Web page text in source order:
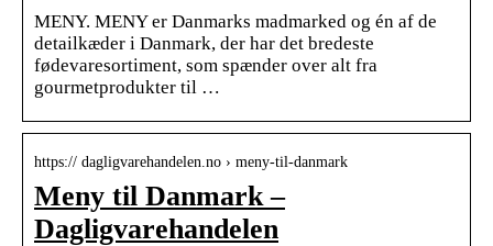
MENY. MENY er Danmarks madmarked og én af de
detailkæder i Danmark, der har det bredeste
fødevaresortiment, som spænder over alt fra
gourmetprodukter til …
https:// dagligvarehandelen.no › meny-til-danmark
Meny til Danmark –
Dagligvarehandelen